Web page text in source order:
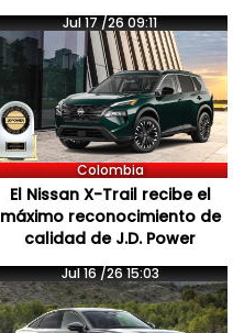
Jul 17 /26 09:11
Colombia
El Nissan X-Trail recibe el
máximo reconocimiento de
calidad de J.D. Power
Jul 16 /26 15:03